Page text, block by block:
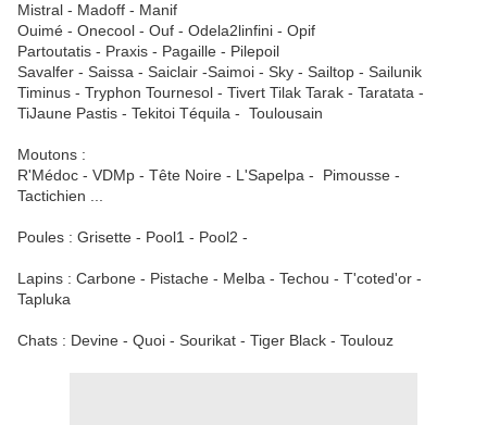
Mistral - Madoff - Manif
Ouimé - Onecool - Ouf - Odela2linfini - Opif
Partoutatis - Praxis - Pagaille - Pilepoil
Savalfer - Saissa - Saiclair -Saimoi - Sky - Sailtop - Sailunik
Timinus - Tryphon Tournesol - Tivert Tilak Tarak - Taratata -
TiJaune Pastis - Tekitoi Téquila - Toulousain
Moutons :
R'Médoc - VDMp - Tête Noire - L'Sapelpa - Pimousse -
Tactichien ...
Poules : Grisette - Pool1 - Pool2 -
Lapins : Carbone - Pistache - Melba - Techou - T'coted'or -
Tapluka
Chats : Devine - Quoi - Sourikat - Tiger Black - Toulouz